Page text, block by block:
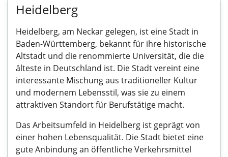
Heidelberg
Heidelberg, am Neckar gelegen, ist eine Stadt in
Baden-Württemberg, bekannt für ihre historische
Altstadt und die renommierte Universität, die die
älteste in Deutschland ist. Die Stadt vereint eine
interessante Mischung aus traditioneller Kultur
und modernem Lebensstil, was sie zu einem
attraktiven Standort für Berufstätige macht.
Das Arbeitsumfeld in Heidelberg ist geprägt von
einer hohen Lebensqualität. Die Stadt bietet eine
gute Anbindung an öffentliche Verkehrsmittel